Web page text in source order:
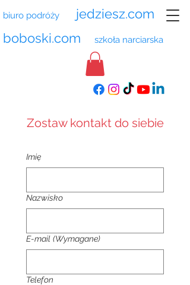
boboski.com szkoła narciarska
biuro podróży jedziesz.com
Zostaw kontakt do siebie
Imię
Nazwisko
E-mail (Wymagane)
Telefon